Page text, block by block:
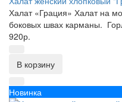
Халат «Грация» Халат на
боковых швах карманы.
920р.
В корзину
Новинка